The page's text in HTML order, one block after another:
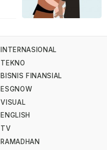
INTERNASIONAL
TEKNO
BISNIS FINANSIAL
ESGNOW
VISUAL
ENGLISH
TV
RAMADHAN